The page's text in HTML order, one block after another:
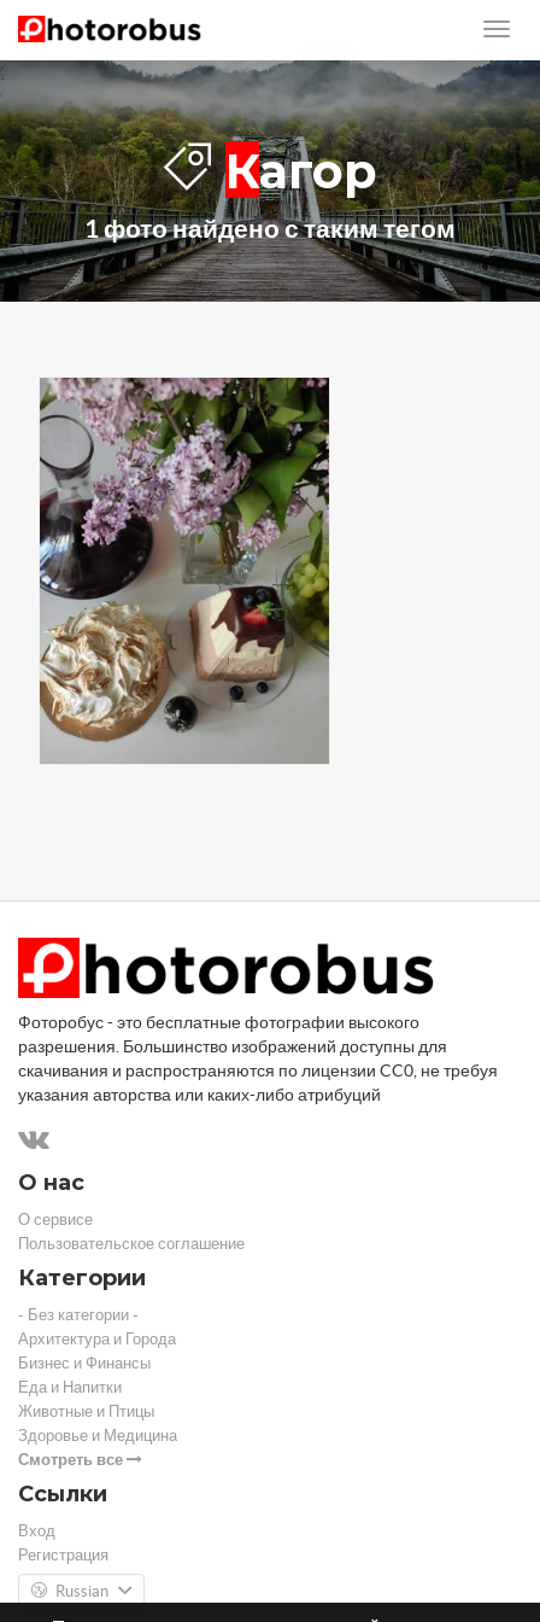
Кагор
1 фото найдено с таким тегом
Фоторобус - это бесплатные фотографии высокого
разрешения. Большинство изображений доступны для
скачивания и распространяются по лицензии CC0, не требуя
указания авторства или каких-либо атрибуций
О нас
О сервисе
Пользовательское соглашение
Категории
- Без категории -
Архитектура и Города
Бизнес и Финансы
Еда и Напитки
Животные и Птицы
Здоровье и Медицина
Смотреть все
Ссылки
Вход
Регистрация
Russian